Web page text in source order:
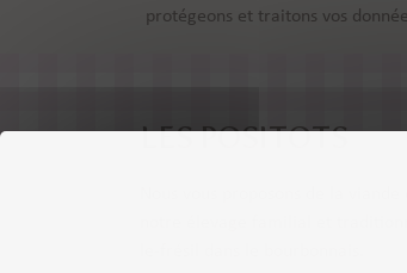
protégeons et traitons vos
LES POSITOTS